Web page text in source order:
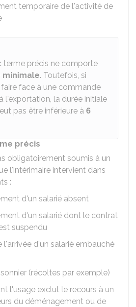
temporaire de l'activité de
terme précis ne comporte
minimale. Toutefois, si
face à une commande
l'exportation, la durée initiale
pas être inférieure à 6
précis
obligatoirement soumis à un
l'intérimaire intervient dans
:
d'un salarié absent
d'un salarié dont le contrat
suspendu
l'arrivée d'un salarié embauché
(récoltes par exemple)
l'usage exclut le recours à un
du déménagement ou de